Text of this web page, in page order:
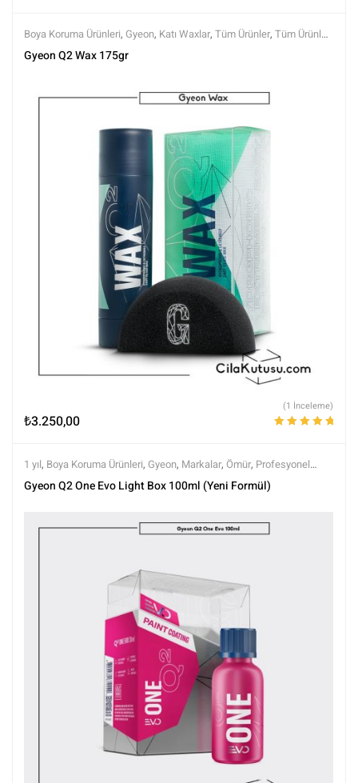
Boya Koruma Ürünleri, Gyeon, Katı Waxlar, Tüm Ürünler, Tüm Ürünler
Wax Ürünleri
Gyeon Q2 Wax 175gr
₺3.250,00
(1 İnceleme)
1 yıl, Boya Koruma Ürünleri, Gyeon, Markalar, Ömür, Profesyonel
Seramikler ,Semi Profesyonel Seramikler,Seramik Boya Koruma
Gyeon Q2 One Evo Light Box 100ml (Yeni Formül)